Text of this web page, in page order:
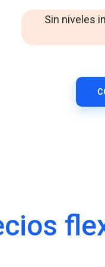
losclientes a través de
de
e interactividad.
para llamadas de negocios
Sin niveles